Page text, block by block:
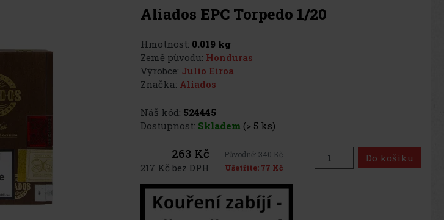
Aliados EPC Torpedo 1/20
Hmotnost: 0.019 kg
Země původu: Honduras
Výrobce: Julio Eiroa
Značka: Aliados
Náš kód: 524445
Dostupnost: Skladem (> 5 ks)
263 Kč
217 Kč bez DPH
Původně:340 Kč
Ušetříte: 77 Kč
Do košíku